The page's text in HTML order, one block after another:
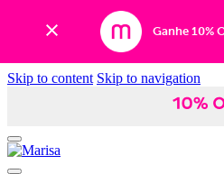
Ganhe 10%
Skip to content Skip to navigation